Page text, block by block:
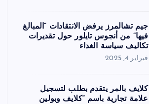
جيم تشالمرز يرفض الانتقادات “المبالغ
فيها” من أنجوس تايلور حول تقديرات
تكاليف سياسة الغداء
فبراير 4, 2025
كلايف بالمر يتقدم بطلب لتسجيل
علامة تجارية باسم “كلايف وبولين